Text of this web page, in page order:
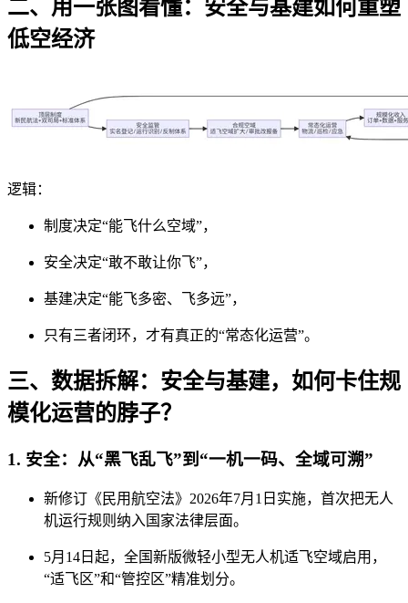
二、用一张图看懂：安全与基建如何重塑
低空经济
逻辑：
制度决定“能飞什么空域”，
安全决定“敢不敢让你飞”，
基建决定“能飞多密、飞多远”，
只有三者闭环，才有真正的“常态化运营”。
三、数据拆解：安全与基建，如何卡住规
模化运营的脖子？
1. 安全：从“黑飞乱飞”到“一机一码、全域可溯”
新修订《民用航空法》2026年7月1日实施，首次把无人
机运行规则纳入国家法律层面。
5月14日起，全国新版微轻小型无人机适飞空域启用，
“适飞区”和“管控区”精准划分。